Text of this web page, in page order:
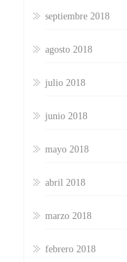
septiembre 2018
agosto 2018
julio 2018
junio 2018
mayo 2018
abril 2018
marzo 2018
febrero 2018